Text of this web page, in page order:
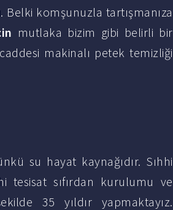
Belki komşunuzla tartışmanıza
mutlaka bizim gibi belirli bir
makinalı petek temizliği
su hayat kaynağıdır. Sıhhi
tesisat sıfırdan kurulumu ve
35 yıldır yapmaktayız.